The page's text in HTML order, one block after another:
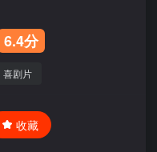
6.4分
喜剧片
收藏